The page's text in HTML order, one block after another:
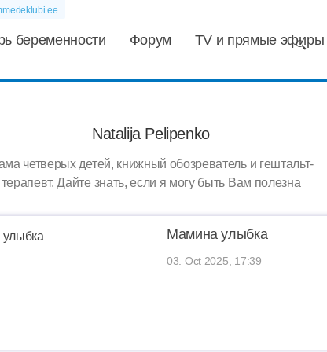
беременности Форум TV и прямые эфиры
Natalija Pelipenko
четверых детей, книжный обозреватель и гештальт-
терапевт. Дайте знать, если я могу быть Вам полезна
Мамина улыбка
03. Oct 2025, 17:39